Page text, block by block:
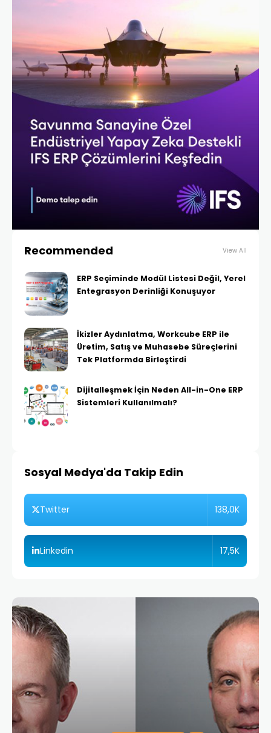
Recommended View All
ERP Seçiminde Modül Listesi Değil, Yerel
Entegrasyon Derinliği Konuşuyor
İkizler Aydınlatma, Workcube ERP ile
Üretim, Satış ve Muhasebe Süreçlerini
Tek Platformda Birleştirdi
Dijitalleşmek İçin Neden All-in-One ERP
Sistemleri Kullanılmalı?
Sosyal Medya'da Takip Edin
Twitter 138,0K
Linkedin 17,5K